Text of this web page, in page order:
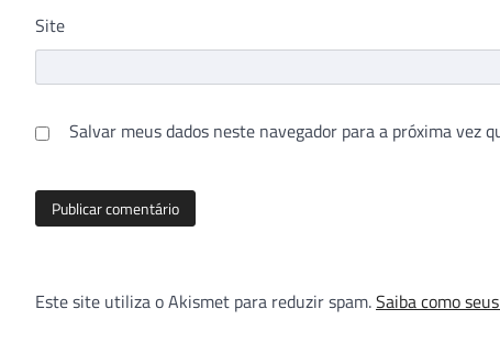
Site
Salvar meus dados neste navegador para a próxima vez
Este site utiliza o Akismet para reduzir spam.Saiba como